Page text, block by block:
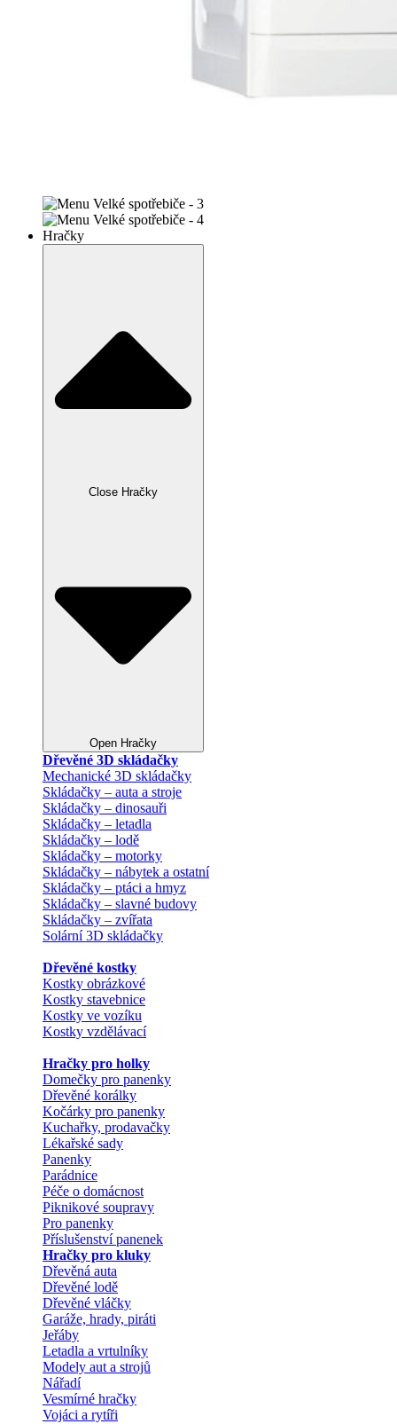
Hračky
Close Hračky
Open Hračky
Dřevěné 3D skládačky
Mechanické 3D skládačky
Skládačky – auta a stroje
Skládačky – dinosauři
Skládačky – letadla
Skládačky – lodě
Skládačky – motorky
Skládačky – nábytek a ostatní
Skládačky – ptáci a hmyz
Skládačky – slavné budovy
Skládačky – zvířata
Solární 3D skládačky
Dřevěné kostky
Kostky obrázkové
Kostky stavebnice
Kostky ve vozíku
Kostky vzdělávací
Hračky pro holky
Domečky pro panenky
Dřevěné korálky
Kočárky pro panenky
Kuchařky, prodavačky
Lékařské sady
Panenky
Parádnice
Péče o domácnost
Piknikové soupravy
Pro panenky
Příslušenství panenek
Hračky pro kluky
Dřevěná auta
Dřevěné lodě
Dřevěné vláčky
Garáže, hrady, piráti
Jeřáby
Letadla a vrtulníky
Modely aut a strojů
Nářadí
Vesmírné hračky
Vojáci a rytíři